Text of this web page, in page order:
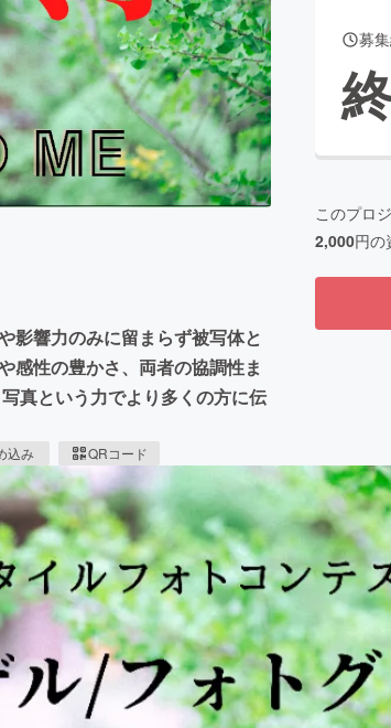
CAMPFIRE for Social GoodCAMPFIRE Creation
CAMPFIREふるさと納税machi-yaコミュニティ
影響力のみに留まらず被写体と
感性の豊かさ、両者の協調性ま
真という力でより多くの方に伝
込み QRコード
募
このプロ
2,000円の